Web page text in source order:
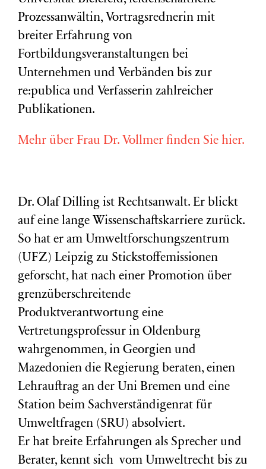
Prozessanwältin, Vortragsrednerin mit
breiter Erfahrung von
Fortbildungsveranstaltungen bei
Unternehmen und Verbänden bis zur
re:publica und Verfasserin zahlreicher
Publikationen.
Mehr über Frau Dr. Vollmer finden Sie hier.
Dr. Olaf Dilling ist Rechtsanwalt. Er blickt
auf eine lange Wissenschaftskarriere zurück.
So hat er am Umweltforschungszentrum
(UFZ) Leipzig zu Stickstoffemissionen
geforscht, hat nach einer Promotion über
grenzüberschreitende
Produktverantwortung eine
Vertretungsprofessur in Oldenburg
wahrgenommen, in Georgien und
Mazedonien die Regierung beraten, einen
Lehrauftrag an der Uni Bremen und eine
Station beim Sachverständigenrat für
Umweltfragen (SRU) absolviert.
Er hat breite Erfahrungen als Sprecher und
Berater, kennt sich vom Umweltrecht bis zu